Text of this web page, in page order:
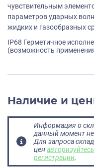
чувствительным
параметров ударных
жидких и газообразных
IP68 Герметичное
(возможность
Наличие и
Информация о
данный момент не
Для запроса
ценавторизуйтесь
регистрации.